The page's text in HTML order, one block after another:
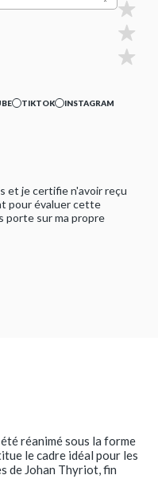
TIKTOK
INSTAGRAM
et je certifie n'avoir reçu
pour évaluer cette
porte sur ma propre
réanimé sous la forme
le cadre idéal pour les
de Johan Thyriot, fin